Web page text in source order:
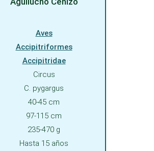
Aves
Accipitriformes
Accipitridae
Circus
C. pygargus
40-45 cm
97-115 cm
235-470 g
Hasta 15 años